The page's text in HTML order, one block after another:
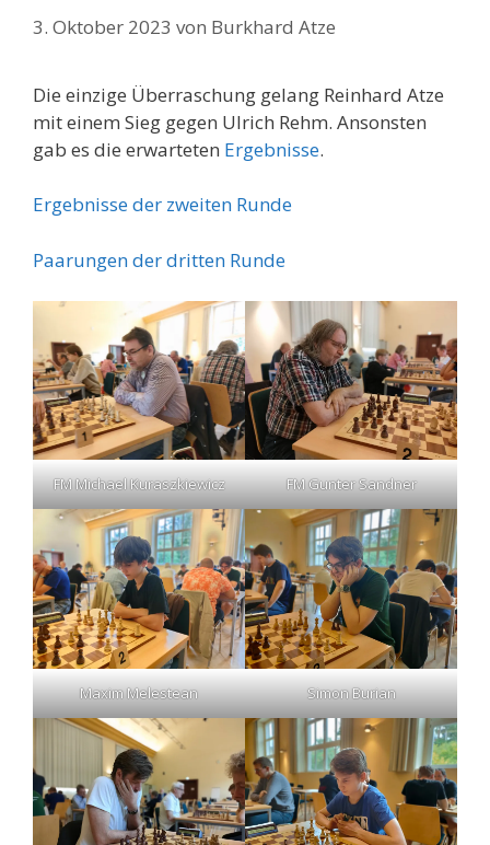
3. Oktober 2023 von Burkhard Atze
Die einzige Überraschung gelang Reinhard Atze
mit einem Sieg gegen Ulrich Rehm. Ansonsten
gab es die erwarteten Ergebnisse.
Ergebnisse der zweiten Runde
Paarungen der dritten Runde
FM Michael Kuraszkiewicz FM Gunter Sandner
Maxim Melestean Simon Burian